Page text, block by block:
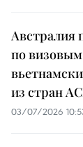
Австралия
по
из стран
03/07/2026